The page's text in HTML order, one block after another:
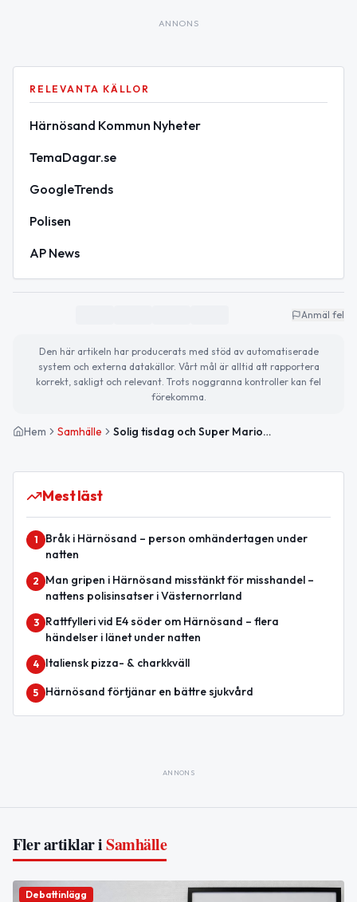
ANNONS
RELEVANTA KÄLLOR
Härnösand Kommun Nyheter
TemaDagar.se
GoogleTrends
Polisen
AP News
Anmäl fel
Den här artikeln har producerats med stöd av automatiserade
system och externa datakällor. Vårt mål är alltid att rapportera
korrekt, sakligt och relevant. Trots noggranna kontroller kan fel
förekomma.
Hem Samhälle Solig tisdag och Super Mario-dagen – det här händer i Härnösand
Mest läst
1
Bråk i Härnösand – person omhändertagen under
natten
2
Man gripen i Härnösand misstänkt för misshandel –
nattens polisinsatser i Västernorrland
3
Rattfylleri vid E4 söder om Härnösand – flera
händelser i länet under natten
4 Italiensk pizza- & charkkväll
5 Härnösand förtjänar en bättre sjukvård
ANNONS
Fler artiklar iSamhälle
Debattinlägg